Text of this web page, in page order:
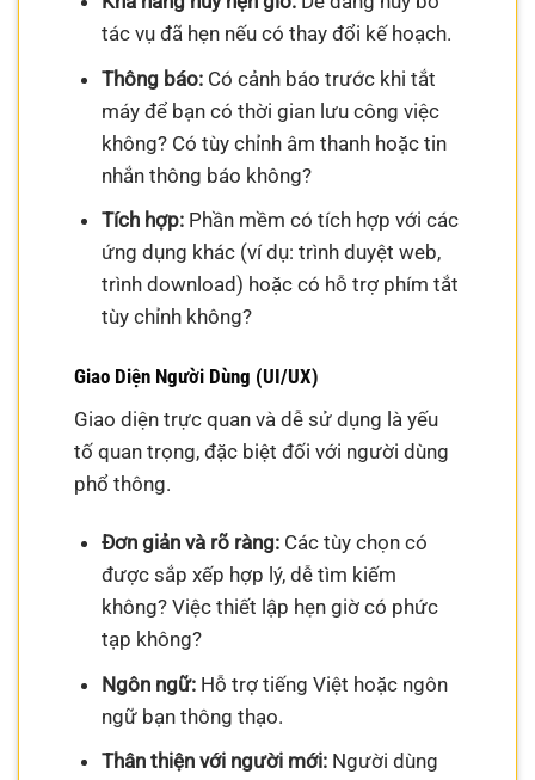
tác vụ đã hẹn nếu có thay đổi kế hoạch.
Thông báo:Có cảnh báo trước khi tắt
máy để bạn có thời gian lưu công việc
không? Có tùy chỉnh âm thanh hoặc tin
nhắn thông báo không?
Tích hợp:Phần mềm có tích hợp với các
ứng dụng khác (ví dụ: trình duyệt web,
trình download) hoặc có hỗ trợ phím tắt
tùy chỉnh không?
Giao Diện Người Dùng (UI/UX)
Giao diện trực quan và dễ sử dụng là yếu
tố quan trọng, đặc biệt đối với người dùng
phổ thông.
Đơn giản và rõ ràng:Các tùy chọn có
được sắp xếp hợp lý, dễ tìm kiếm
không? Việc thiết lập hẹn giờ có phức
tạp không?
Ngôn ngữ:Hỗ trợ tiếng Việt hoặc ngôn
ngữ bạn thông thạo.
Thân thiện với người mới:Người dùng